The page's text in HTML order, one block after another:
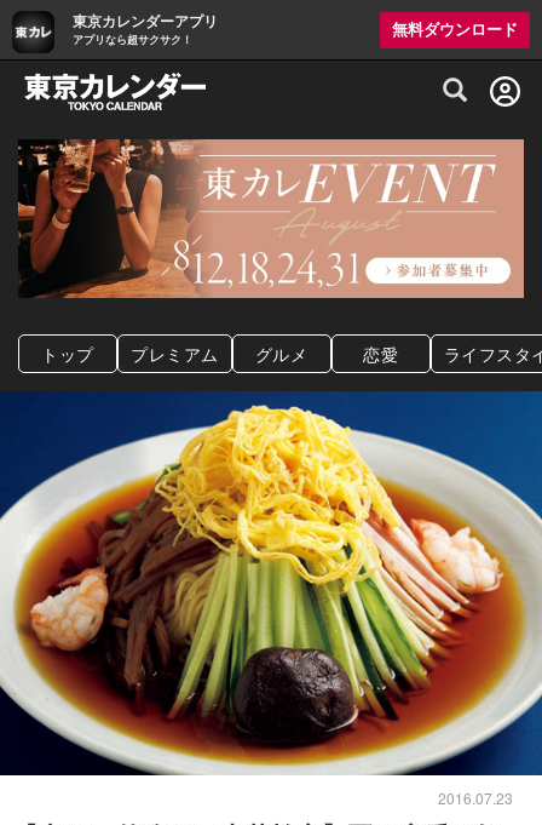
東京カレンダーアプリ
アプリなら超サクサク！
無料ダウンロード
グルメ情報・プレミアムレストラン予約
トップ プレミアム グルメ 恋愛 ライフスタ
2016.07.23